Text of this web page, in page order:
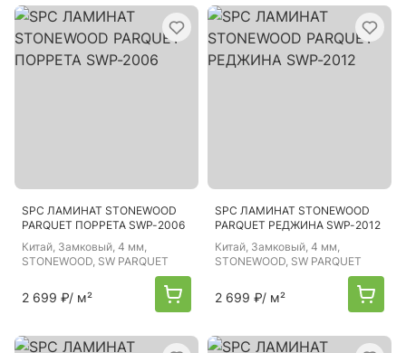
SPC ЛАМИНАТ STONEWOOD
PARQUET ПОРРЕТА SWP-2006
Китай, Замковый, 4 мм,
STONEWOOD, SW PARQUET
2 699 ₽/ м²
SPC ЛАМИНАТ STONEWOOD
PARQUET РЕДЖИНА SWP-2012
Китай, Замковый, 4 мм,
STONEWOOD, SW PARQUET
2 699 ₽/ м²